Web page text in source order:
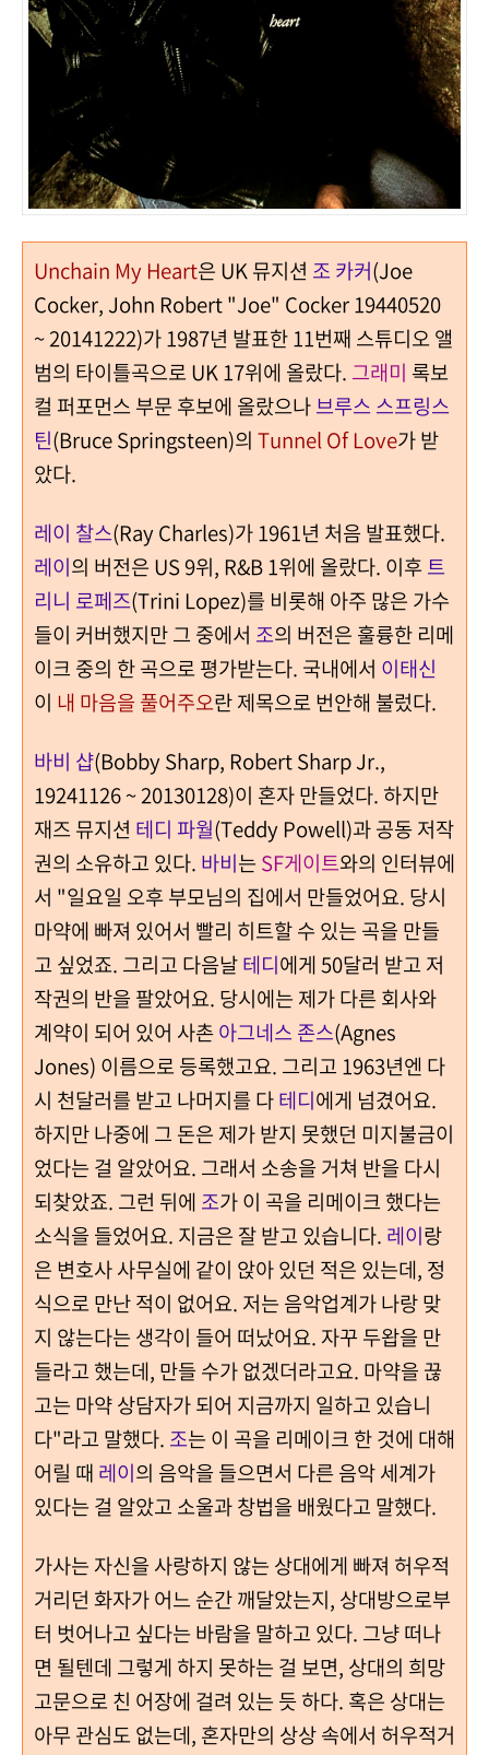
Unchain My Heart은 UK 뮤지션 조 카커(Joe
Cocker, John Robert "Joe" Cocker 19440520
~ 20141222)가 1987년 발표한 11번째 스튜디오 앨
범의 타이틀곡으로 UK 17위에 올랐다. 그래미 록보
컬 퍼포먼스 부문 후보에 올랐으나브루스 스프링스
틴(Bruce Springsteen)의 Tunnel Of Love가 받
았다.
레이 찰스(Ray Charles)가 1961년 처음 발표했다.
레이의 버전은 US 9위, R&B 1위에 올랐다. 이후트
리니 로페즈(Trini Lopez)를 비롯해 아주 많은 가수
들이 커버했지만 그 중에서 조의 버전은 훌륭한 리메
이크 중의 한 곡으로 평가받는다. 국내에서 이태신
이 내 마음을 풀어주오란 제목으로 번안해 불렀다.
바비 샵(Bobby Sharp, Robert Sharp Jr.,
19241126 ~ 20130128)이 혼자 만들었다. 하지만
재즈 뮤지션 테디 파월(Teddy Powell)과 공동 저작
권의 소유하고 있다. 바비는 SF게이트와의 인터뷰에
서 "일요일 오후 부모님의 집에서 만들었어요. 당시
마약에 빠져 있어서 빨리 히트할 수 있는 곡을 만들
고 싶었죠. 그리고 다음날테디에게 50달러 받고 저
작권의 반을 팔았어요. 당시에는 제가 다른 회사와
계약이 되어 있어 사촌 아그네스 존스(Agnes
Jones) 이름으로 등록했고요. 그리고 1963년엔 다
시 천달러를 받고 나머지를 다테디에게 넘겼어요.
하지만 나중에 그 돈은 제가 받지 못했던 미지불금이
었다는 걸 알았어요. 그래서 소송을 거쳐 반을 다시
되찾았죠. 그런 뒤에 조가 이 곡을 리메이크 했다는
소식을 들었어요. 지금은 잘 받고 있습니다. 레이랑
은 변호사 사무실에 같이 앉아 있던 적은 있는데, 정
식으로 만난 적이 없어요. 저는 음악업계가 나랑 맞
지 않는다는 생각이 들어 떠났어요. 자꾸 두왑을 만
들라고 했는데, 만들 수가 없겠더라고요. 마약을 끊
고는 마약 상담자가 되어 지금까지 일하고 있습니
다"라고 말했다. 조는 이 곡을 리메이크 한 것에 대해
어릴 때 레이의 음악을 들으면서 다른 음악 세계가
있다는 걸 알았고 소울과 창법을 배웠다고 말했다.
가사는 자신을 사랑하지 않는 상대에게 빠져 허우적
거리던 화자가 어느 순간 깨달았는지, 상대방으로부
터 벗어나고 싶다는 바람을 말하고 있다. 그냥 떠나
면 될텐데 그렇게 하지 못하는 걸 보면, 상대의 희망
고문으로 친 어장에 걸려 있는 듯 하다. 혹은 상대는
아무 관심도 없는데, 혼자만의 상상 속에서 허우적거